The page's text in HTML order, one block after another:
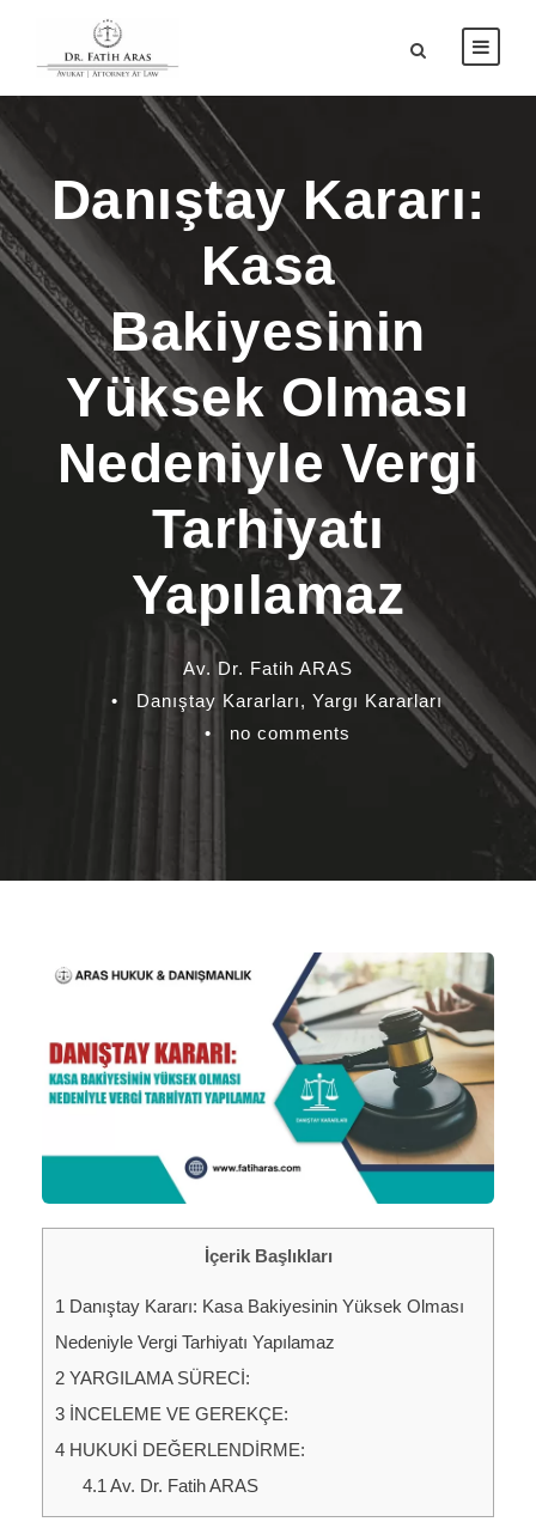
Danıştay Kararı:
Kasa
Bakiyesinin
Yüksek Olması
Nedeniyle Vergi
Tarhiyatı
Yapılamaz
Av. Dr. Fatih ARAS
•
Danıştay Kararları, Yargı Kararları
•
no comments
İçerik Başlıkları
1 Danıştay Kararı: Kasa Bakiyesinin Yüksek Olması
Nedeniyle Vergi Tarhiyatı Yapılamaz
2 YARGILAMA SÜRECİ:
3 İNCELEME VE GEREKÇE:
4 HUKUKİ DEĞERLENDİRME:
4.1Av. Dr. Fatih ARAS